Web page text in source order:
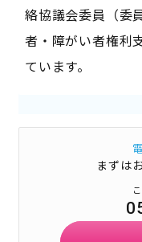
絡協議会委員（委
者・障がい者権利
ています。
まずは